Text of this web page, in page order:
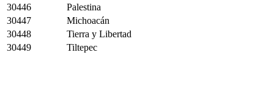
30446
Palestina
30447
Michoacán
30448
Tierra y Libertad
30449
Tiltepec